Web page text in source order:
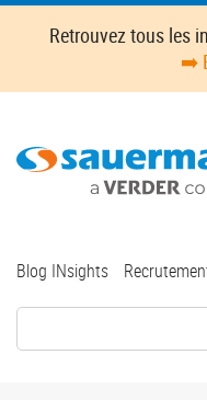
Skip
content
Retrouvez tous les
➡️
Top
Blog INsights